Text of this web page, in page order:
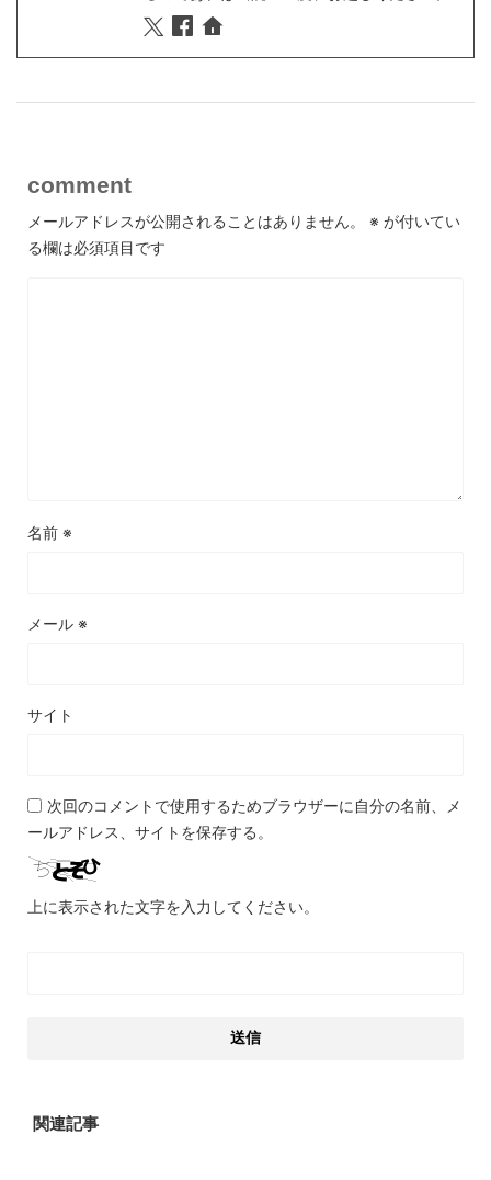
comment
メールアドレスが公開されることはありません。 ※ が付いてい
る欄は必須項目です
名前 ※
メール ※
サイト
次回のコメントで使用するためブラウザーに自分の名前、メ
ールアドレス、サイトを保存する。
上に表示された文字を入力してください。
関連記事